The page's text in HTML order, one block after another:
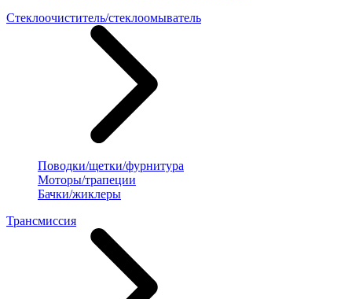
Стеклоочиститель/стеклоомыватель
Поводки/щетки/фурнитура
Моторы/трапеции
Бачки/жиклеры
Трансмиссия